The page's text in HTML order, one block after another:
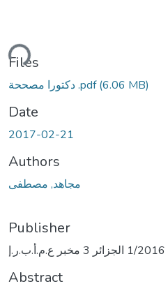
Files
دكتورا مصححة .pdf(6.06 MB)
Date
2017-02-21
Authors
مجاهد, مصطفى
Publisher
Abstract